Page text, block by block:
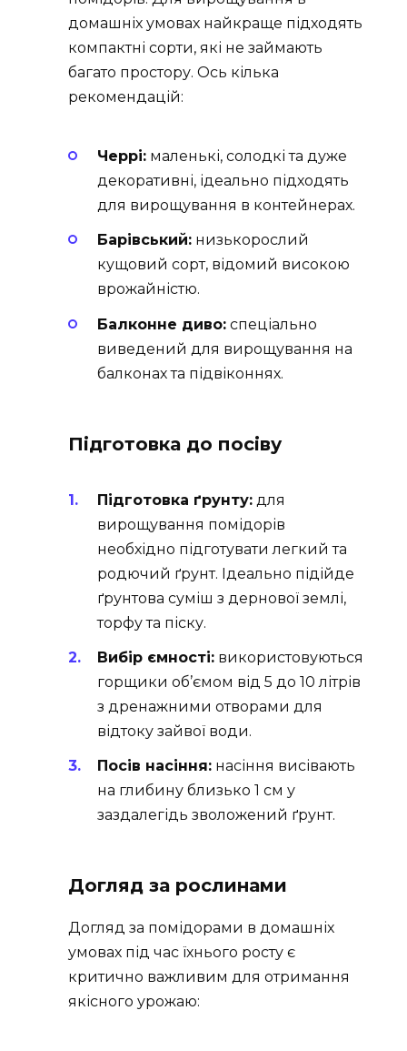
домашніх умовах найкраще підходять
компактні сорти, які не займають
багато простору. Ось кілька
рекомендацій:
Черрі: маленькі, солодкі та дуже
декоративні, ідеально підходять
для вирощування в контейнерах.
Барівський: низькорослий
кущовий сорт, відомий високою
врожайністю.
Балконне диво: спеціально
виведений для вирощування на
балконах та підвіконнях.
Підготовка до посіву
Підготовка ґрунту: для
вирощування помідорів
необхідно підготувати легкий та
родючий ґрунт. Ідеально підійде
ґрунтова суміш з дернової землі,
торфу та піску.
Вибір ємності: використовуються
горщики об’ємом від 5 до 10 літрів
з дренажними отворами для
відтоку зайвої води.
Посів насіння: насіння висівають
на глибину близько 1 см у
заздалегідь зволожений ґрунт.
Догляд за рослинами
Догляд за помідорами в домашніх
умовах під час їхнього росту є
критично важливим для отримання
якісного урожаю: